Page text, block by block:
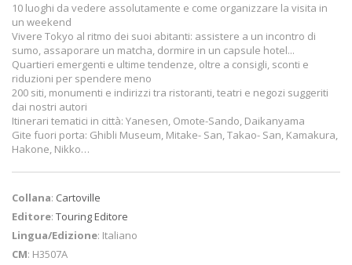
10 luoghi da vedere assolutamente e come organizzare la visita in
un weekend
Vivere Tokyo al ritmo dei suoi abitanti: assistere a un incontro di
sumo, assaporare un matcha, dormire in un capsule hotel...
Quartieri emergenti e ultime tendenze, oltre a consigli, sconti e
riduzioni per spendere meno
200 siti, monumenti e indirizzi tra ristoranti, teatri e negozi suggeriti
dai nostri autori
Itinerari tematici in città: Yanesen, Omote-Sando, Daikanyama
Gite fuori porta: Ghibli Museum, Mitake- San, Takao- San, Kamakura,
Hakone, Nikko…
Collana: Cartoville
Editore: Touring Editore
Lingua/Edizione: Italiano
CM: H3507A